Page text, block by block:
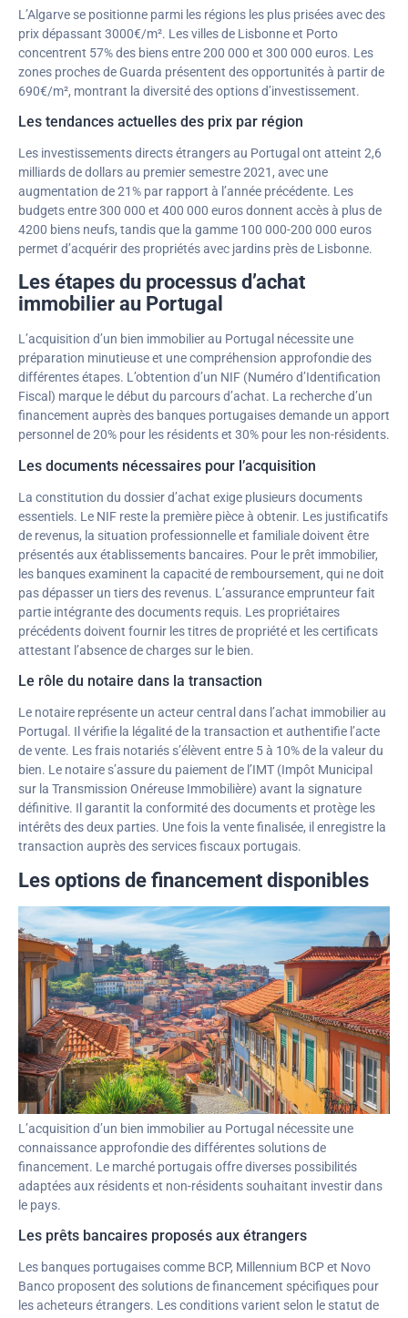
L’Algarve se positionne parmi les régions les plus prisées avec des
prix dépassant 3000€/m². Les villes de Lisbonne et Porto
concentrent 57% des biens entre 200 000 et 300 000 euros. Les
zones proches de Guarda présentent des opportunités à partir de
690€/m², montrant la diversité des options d’investissement.
Les tendances actuelles des prix par région
Les investissements directs étrangers au Portugal ont atteint 2,6
milliards de dollars au premier semestre 2021, avec une
augmentation de 21% par rapport à l’année précédente. Les
budgets entre 300 000 et 400 000 euros donnent accès à plus de
4200 biens neufs, tandis que la gamme 100 000-200 000 euros
permet d’acquérir des propriétés avec jardins près de Lisbonne.
Les étapes du processus d’achat
immobilier au Portugal
L’acquisition d’un bien immobilier au Portugal nécessite une
préparation minutieuse et une compréhension approfondie des
différentes étapes. L’obtention d’un NIF (Numéro d’Identification
Fiscal) marque le début du parcours d’achat. La recherche d’un
financement auprès des banques portugaises demande un apport
personnel de 20% pour les résidents et 30% pour les non-résidents.
Les documents nécessaires pour l’acquisition
La constitution du dossier d’achat exige plusieurs documents
essentiels. Le NIF reste la première pièce à obtenir. Les justificatifs
de revenus, la situation professionnelle et familiale doivent être
présentés aux établissements bancaires. Pour le prêt immobilier,
les banques examinent la capacité de remboursement, qui ne doit
pas dépasser un tiers des revenus. L’assurance emprunteur fait
partie intégrante des documents requis. Les propriétaires
précédents doivent fournir les titres de propriété et les certificats
attestant l’absence de charges sur le bien.
Le rôle du notaire dans la transaction
Le notaire représente un acteur central dans l’achat immobilier au
Portugal. Il vérifie la légalité de la transaction et authentifie l’acte
de vente. Les frais notariés s’élèvent entre 5 à 10% de la valeur du
bien. Le notaire s’assure du paiement de l’IMT (Impôt Municipal
sur la Transmission Onéreuse Immobilière) avant la signature
définitive. Il garantit la conformité des documents et protège les
intérêts des deux parties. Une fois la vente finalisée, il enregistre la
transaction auprès des services fiscaux portugais.
Les options de financement disponibles
L’acquisition d’un bien immobilier au Portugal nécessite une
connaissance approfondie des différentes solutions de
financement. Le marché portugais offre diverses possibilités
adaptées aux résidents et non-résidents souhaitant investir dans
le pays.
Les prêts bancaires proposés aux étrangers
Les banques portugaises comme BCP, Millennium BCP et Novo
Banco proposent des solutions de financement spécifiques pour
les acheteurs étrangers. Les conditions varient selon le statut de